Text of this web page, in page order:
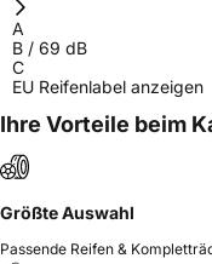
A
B / 69 dB
C
EU Reifenlabel anzeigen
Ihre Vorteile beim
Größte Auswahl
Passende Reifen &